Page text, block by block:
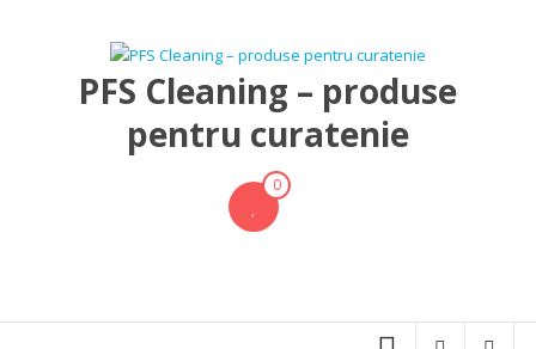
PFS Cleaning – produse
pentru curatenie
0